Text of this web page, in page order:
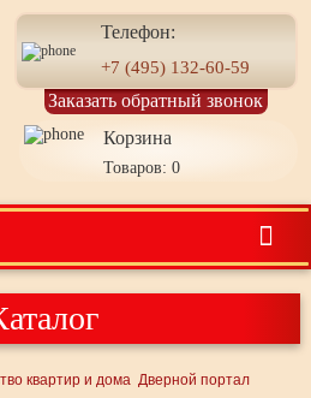
Телефон:
+7 (495) 132-60-59
Заказать обратный звонок
Корзина
Товаров: 0
квартир и дома Дверной портал